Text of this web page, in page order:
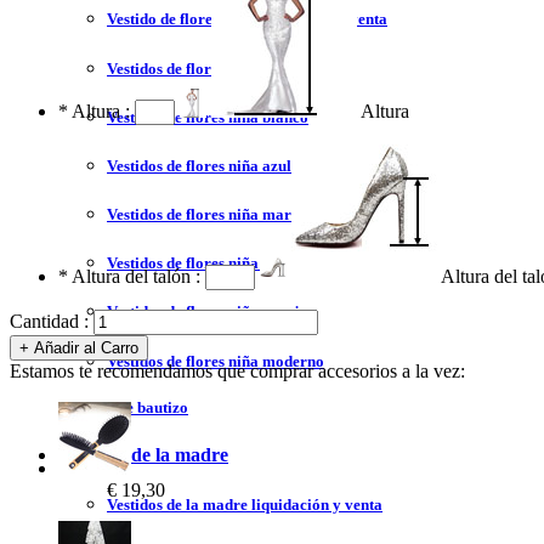
Vestido de flores niña liquidación y venta
Vestidos de flores niña 2023
Vestidos de flores niña blanco
Vestidos de flores niña azul
Vestidos de flores niña marfil
Vestidos de flores niña tul
Vestidos de flores niña encaje
Vestidos de flores niña moderno
Vestidos de bautizo
Vestidos de la madre
Vestidos de la madre liquidación y venta
* Altura : Altura
* Altura del talón : Altura del
Cantidad :
Estamos te recomendamos que comprar accesorios a la vez:
€ 19,30